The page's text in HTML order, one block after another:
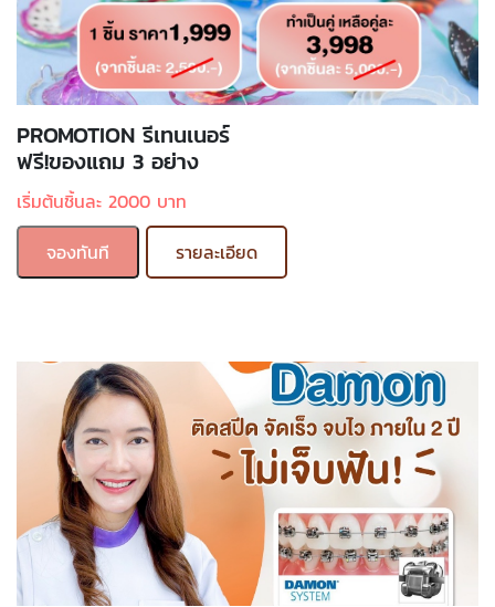
PROMOTION รีเทนเนอร์
ฟรี!ของแถม 3 อย่าง
เริ่มต้นชิ้นละ 2000 บาท
จองทันที
รายละเอียด